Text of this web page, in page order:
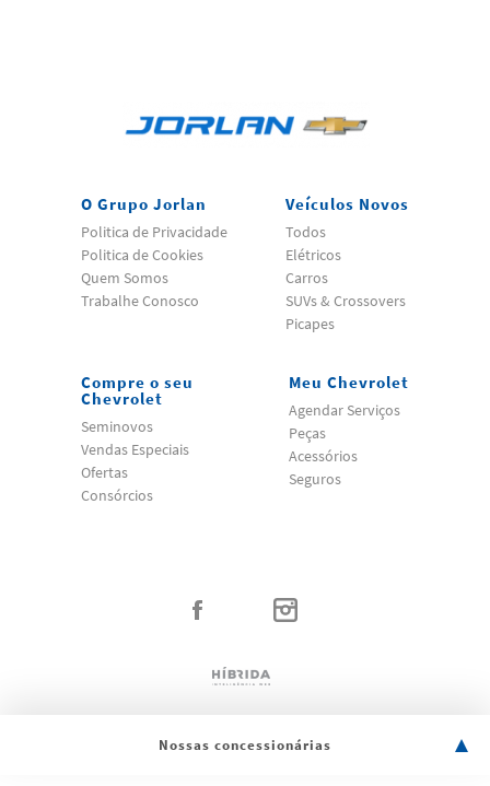
O Grupo Jorlan
Politica de Privacidade
Politica de Cookies
Quem Somos
Trabalhe Conosco
Veículos Novos
Todos
Elétricos
Carros
SUVs & Crossovers
Picapes
Compre o seu
Chevrolet
Seminovos
Vendas Especiais
Ofertas
Consórcios
Meu Chevrolet
Agendar Serviços
Peças
Acessórios
Seguros
Nossas concessionárias